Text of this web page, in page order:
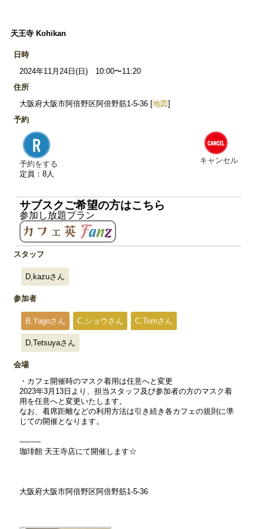
天王寺 Kohikan
日時
2024年11月24日(日) 10:00〜11:20
住所
大阪府大阪市阿倍野区阿倍野筋1-5-36 [地図]
予約
予約をする
定員：8人
キャンセル
サブスクご希望の方はこちら
参加し放題プラン
スタッフ
D,kazuさん
参加者
B,Yagoさん C,ショウさん C,Tomさん
D,Tetsuyaさん
会場
・カフェ開催時のマスク着用は任意へと変更
2023年3月13日より、担当スタッフ及び参加者の方のマスク着
用を任意へと変更いたします。
なお、着席距離などの利用方法は引き続き各カフェの規則に準
じての開催となります。
---------
珈琲館 天王寺店にて開催します☆
大阪府大阪市阿倍野区阿倍野筋1-5-36